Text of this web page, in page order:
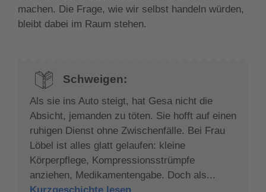
machen. Die Frage, wie wir selbst handeln würden,
bleibt dabei im Raum stehen.
Schweigen:
Als sie ins Auto steigt, hat Gesa nicht die
Absicht, jemanden zu töten. Sie hofft auf einen
ruhigen Dienst ohne Zwischenfälle. Bei Frau
Löbel ist alles glatt gelaufen: kleine
Körperpflege, Kompressionsstrümpfe
anziehen, Medikamentengabe. Doch als...